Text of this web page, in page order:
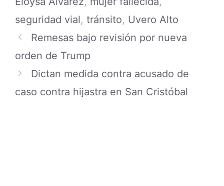
seguridad vial, tránsito, Uvero Alto
Remesas bajo revisión por nueva
orden de Trump
Dictan medida contra acusado de
caso contra hijastra en San Cristóbal